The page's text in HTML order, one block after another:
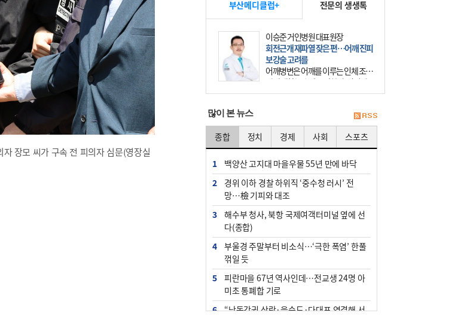
장모 씨가 구속 전 피의자 심문(영장실
부산메디클럽+ 전문의 생생톡
이승준 거인병원 대표원장
회전근개 재파열 잦은 편…어깨 진피
보강술 고려를
어깨병변은 어깨를 이루는 인체 조직
에 발생하는 손상을 말한다. 여기에
는 오십견과 회전근개 증후군, 어깨
많이 본 뉴스
종합 정치 경제 사회 스포츠
1
백양산 고지대 마을우물 55년 만에 바닥
2
경위 이하 경찰 하위직 ‘중수청 러시’ 전
망…檢 기피와 대조
3
해수부 청사, 북항 국제여객터미널 옆에 선
다(종합)
4
부울경 주말부터 비소식…‘극한 폭염’ 한풀
꺾일 듯
5
피란마을 67년 역사인데…전교생 24명 아
미초 통폐합 기로
6
“낙동강권 삼락·을숙도·다대포 연결해 서